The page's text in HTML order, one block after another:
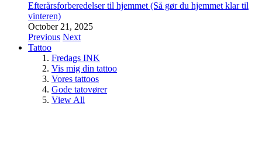
Efterårsforberedelser til hjemmet (Så gør du hjemmet klar til
vinteren)
October 21, 2025
Previous Next
Tattoo
Fredags INK
Vis mig din tattoo
Vores tattoos
Gode tatovører
View All